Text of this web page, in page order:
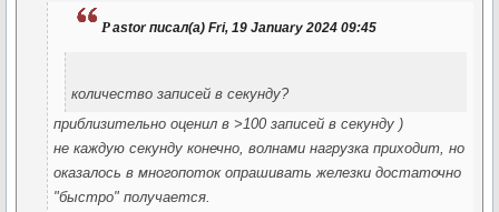
pastor писал(а) Fri, 19 January 2024 09:45
количество записей в секунду?
приблизительно оценил в >100 записей в секунду )
не каждую секунду конечно, волнами нагрузка приходит, но
оказалось в многопоток опрашивать железки достаточно
"быстро" получается.